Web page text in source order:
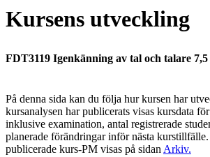
Kursens utveckling
FDT3119 Igenkänning av tal och talare
På denna sida kan du följa hur kursen har
kursanalysen har publicerats visas kursdata
inklusive examination, antal registrerade
planerade förändringar inför nästa kurstillfälle.
publicerade kurs-PM visas på sidan Arkiv.